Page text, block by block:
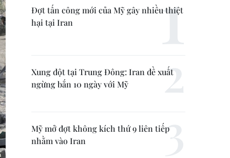
Đợt tấn công mới của Mỹ gây nhiều thiệt
hại tại Iran
Xung đột tại Trung Đông: Iran đề xuất
ngừng bắn 10 ngày với Mỹ
Mỹ mở đợt không kích thứ 9 liên tiếp
nhằm vào Iran